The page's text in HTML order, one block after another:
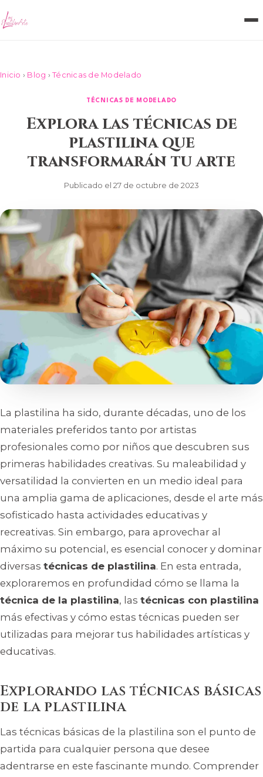
Inicio › Blog ›Técnicas de Modelado
TÉCNICAS DE MODELADO
Explora las técnicas de
plastilina que
transformarán tu arte
Publicado el 27 de octubre de 2023
La plastilina ha sido, durante décadas, uno de los
materiales preferidos tanto por artistas
profesionales como por niños que descubren sus
primeras habilidades creativas. Su maleabilidad y
versatilidad la convierten en un medio ideal para
una amplia gama de aplicaciones, desde el arte más
sofisticado hasta actividades educativas y
recreativas. Sin embargo, para aprovechar al
máximo su potencial, es esencial conocer y dominar
diversas técnicas de plastilina. En esta entrada,
exploraremos en profundidad cómo se llama la
técnica de la plastilina, las técnicas con plastilina
más efectivas y cómo estas técnicas pueden ser
utilizadas para mejorar tus habilidades artísticas y
educativas.
Explorando las técnicas básicas
de la plastilina
Las técnicas básicas de la plastilina son el punto de
partida para cualquier persona que desee
adentrarse en este fascinante mundo. Comprender